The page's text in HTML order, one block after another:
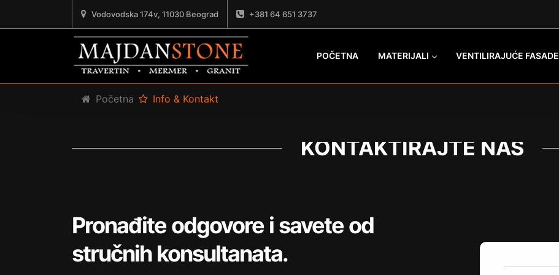
Vodovodska 174v, 11030 Beograd +381 64 651 3737
POČETNA MATERIJALI VENTILIRAJUĆE FASADE
Početna Info & Kontakt
KONTAKTIRAJTE NAS
Pronađite odgovore i savete od
stručnih konsultanata.